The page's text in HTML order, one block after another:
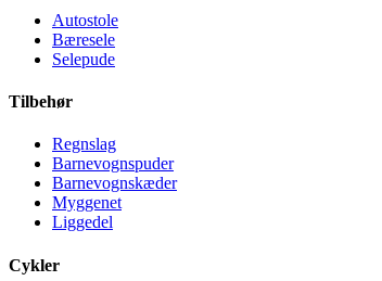
Autostole
Bæresele
Selepude
Tilbehør
Regnslag
Barnevognspuder
Barnevognskæder
Myggenet
Liggedel
Cykler